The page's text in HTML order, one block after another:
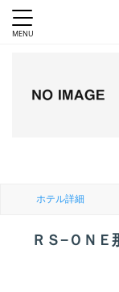
ホテル詳細
ＲＳ−ＯＮＥ